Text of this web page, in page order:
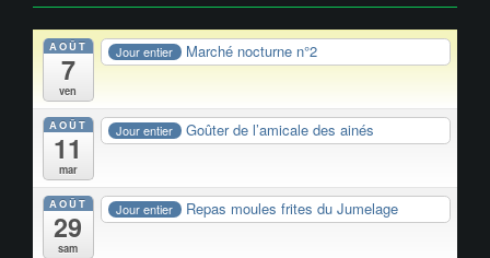
AOÛT
7
ven
Jour entier Marché nocturne n°2
AOÛT
11
mar
Jour entier Goûter de l’amicale des ainés
AOÛT
29
sam
Jour entier Repas moules frites du Jumelage